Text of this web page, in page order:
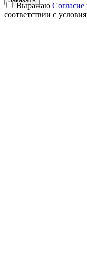
Выражаю
соответствии с